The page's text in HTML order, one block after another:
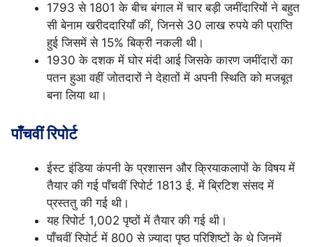
1793 से 1801 के बीच बंगाल में चार बड़ी जमींदारियों ने बहुत
सी बेनाम खरीददारियाँ कीं, जिनसे 30 लाख रुपये की प्राप्ति
हुई जिसमें से 15% बिक्री नकली थी।
1930 के दशक में घोर मंदी आई जिसके कारण जमींदारों का
पतन हुआ वहीं जोतदारों ने देहातों में अपनी स्थिति को मजबूत
बना लिया था।
पाँचवीं रिपोर्ट
ईस्ट इंडिया कंपनी के प्रशासन और क्रियाकलापों के विषय में
तैयार की गई पाँचवीं रिपोर्ट 1813 ई. में ब्रिटिश संसद में
प्रस्ततु की गई थी।
यह रिपोर्ट 1,002 पृष्ठों में तैयार की गई थी।
पाँचवीं रिपोर्ट में 800 से ज़्यादा पृष्ठ परिशिष्टों के थे जिनमें